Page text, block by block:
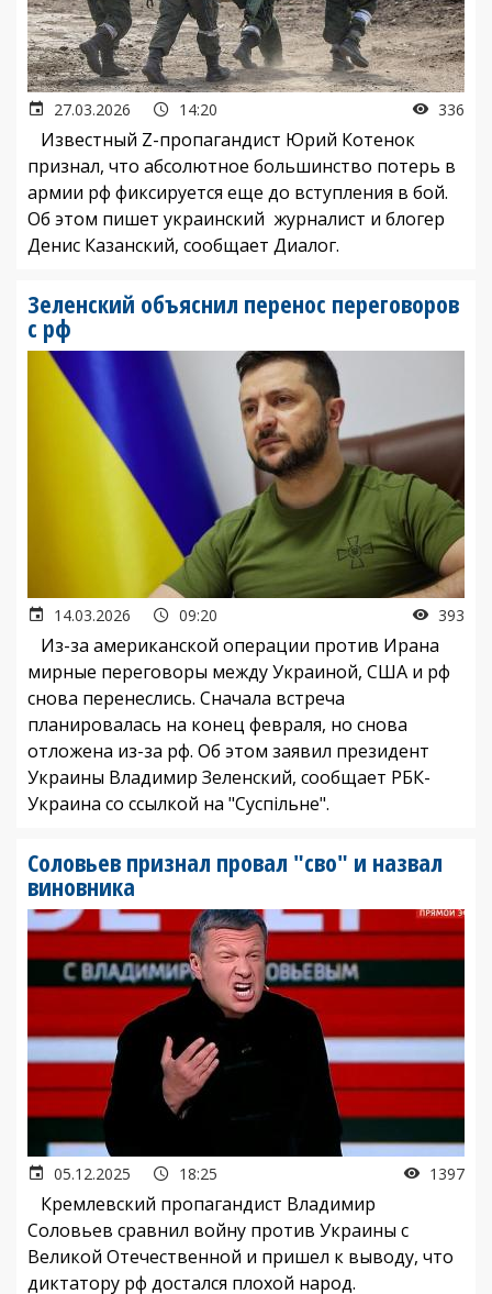
27.03.2026 14:20 336
Известный Z-пропагандист Юрий Котенок
признал, что абсолютное большинство потерь в
армии рф фиксируется еще до вступления в бой.
Об этом пишет украинский журналист и блогер
Денис Казанский, сообщает Диалог.
Зеленский объяснил перенос переговоров
с рф
14.03.2026 09:20 393
Из-за американской операции против Ирана
мирные переговоры между Украиной, США и рф
снова перенеслись. Сначала встреча
планировалась на конец февраля, но снова
отложена из-за рф. Об этом заявил президент
Украины Владимир Зеленский, сообщает РБК-
Украина со ссылкой на "Суспільне".
Соловьев признал провал "сво" и назвал
виновника
05.12.2025 18:25 1397
Кремлевский пропагандист Владимир
Соловьев сравнил войну против Украины с
Великой Отечественной и пришел к выводу, что
диктатору рф достался плохой народ.